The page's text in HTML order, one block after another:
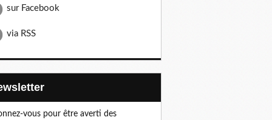
sur Facebook
via RSS
vous pour être averti des